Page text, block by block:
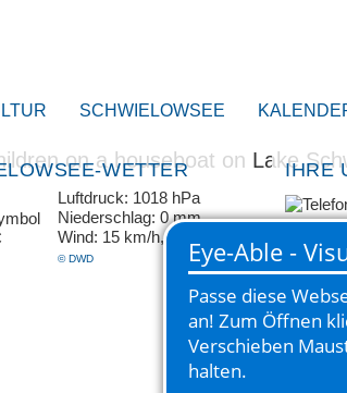
SCHWIELOWSEE
WETTER
Luftdruck: 1018 hPa
Niederschlag: 0 mm
Wind: 15 km/h, WNW
© DWD
IHRE